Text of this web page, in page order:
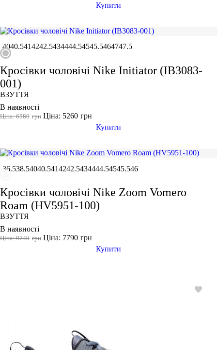
Купити
4040.5414242.5434444.54545.5464747.5
Кросівки чоловічі Nike Initiator (IB3083-
001)
ВЗУТТЯ
В наявності
грн
Ціна: 6580 грн
Ціна: 5260
Купити
36.538.54040.5414242.5434444.54545.546
Кросівки чоловічі Nike Zoom Vomero
Roam (HV5951-100)
ВЗУТТЯ
В наявності
грн
Ціна: 9740 грн
Ціна: 7790
Купити